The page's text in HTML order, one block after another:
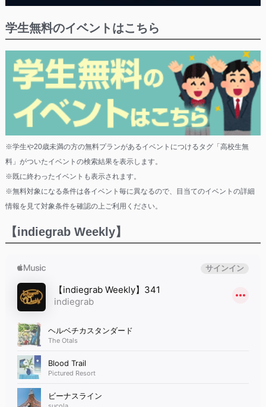
学生無料のイベントはこちら
※学生や20歳未満の方の無料プランがあるイベントにつけるタグ「高校生無
料」がついたイベントの検索結果を表示します。
※既に終わったイベントも表示されます。
※無料対象になる条件は各イベント毎に異なるので、目当てのイベントの詳細
情報を見て対象条件を確認の上ご利用ください。
【indiegrab Weekly】